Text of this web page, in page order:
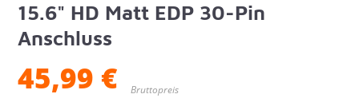
15.6" HD Matt EDP 30-Pin
Anschluss
45,99 € Bruttopreis